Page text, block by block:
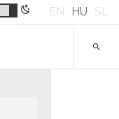
EN HU SL